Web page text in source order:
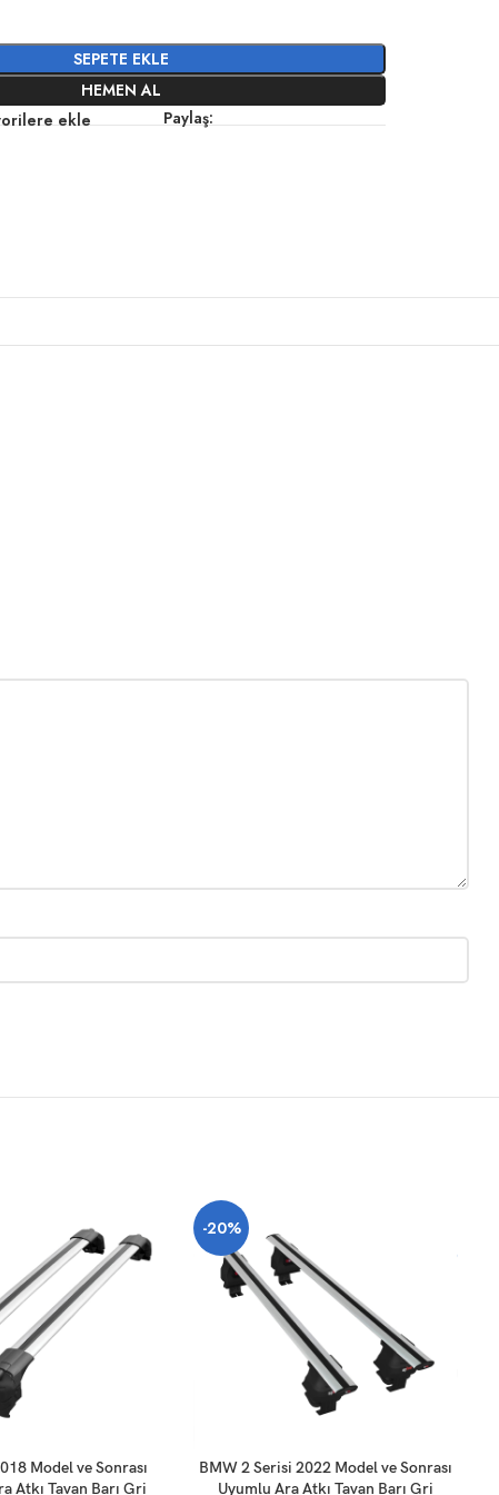
SEPETE EKLE
HEMEN AL
ekle Paylaş:
Model ve Sonrası
Atkı Tavan Barı Gri
-20%
SEPETE EKLE
BMW 2 Serisi 2022 Model ve Sonrası
Uyumlu Ara Atkı Tavan Barı Gri